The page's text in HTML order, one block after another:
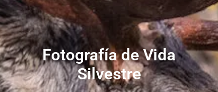
Fotografía de Vida
Silvestre